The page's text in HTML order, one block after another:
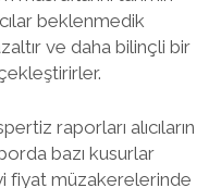
beklenmedik
ve daha bilinçli bir
raporları alıcıların
bazı kusurlar
fiyat müzakerelerinde